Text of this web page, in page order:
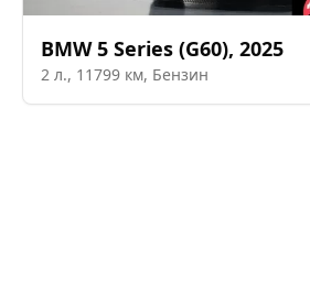
BMW 5 Series (G60), 2025
2 л., 11799 км, Бензин